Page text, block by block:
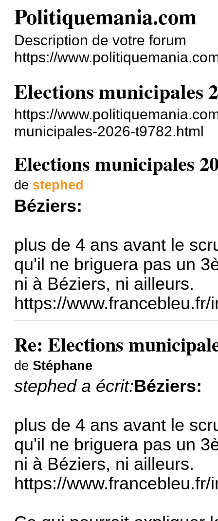
Politiquemania.com
Description de votre forum
https://
Elections municipales
https://
municipales-2026-t9782.html
Elections municipales
de stephed
Béziers:
plus de 4 ans avant le
qu'il ne briguera pas un
ni à Béziers, ni ailleurs.
https://
Re: Elections
de Stéphane
stephed a écrit:Béziers:
plus de 4 ans avant le
qu'il ne briguera pas un
ni à Béziers, ni ailleurs.
https://